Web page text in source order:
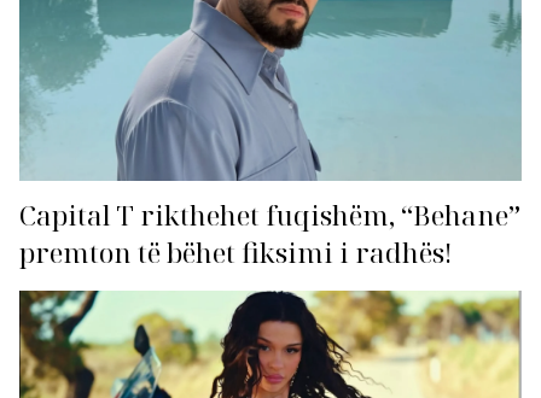
Capital T rikthehet fuqishëm, “Behane”
premton të bëhet fiksimi i radhës!